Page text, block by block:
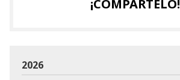
¡COMPÁRTELO!
2026